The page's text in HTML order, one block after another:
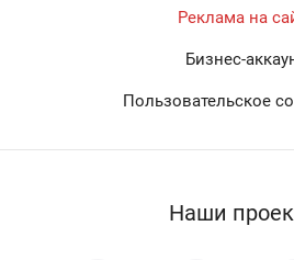
Реклама на
Бизнес-
Пользовательское
Наши